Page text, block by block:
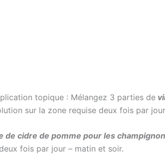
topique : Mélangez 3 parties de
sur la zone requise deux fois par
de cidre de pomme pour les
fois par jour – matin et soir.